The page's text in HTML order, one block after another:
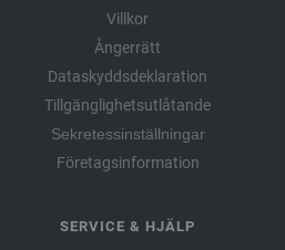
Villkor
Ångerrätt
Dataskyddsdeklaration
Tillgänglighetsutlåtande
Sekretessinställningar
Företagsinformation
SERVICE & HJÄLP